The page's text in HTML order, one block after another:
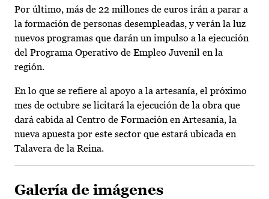
Por último, más de 22 millones de euros irán a parar a
la formación de personas desempleadas, y verán la luz
nuevos programas que darán un impulso a la ejecución
del Programa Operativo de Empleo Juvenil en la
región.
En lo que se refiere al apoyo a la artesanía, el próximo
mes de octubre se licitará la ejecución de la obra que
dará cabida al Centro de Formación en Artesanía, la
nueva apuesta por este sector que estará ubicada en
Talavera de la Reina.
Galería de imágenes